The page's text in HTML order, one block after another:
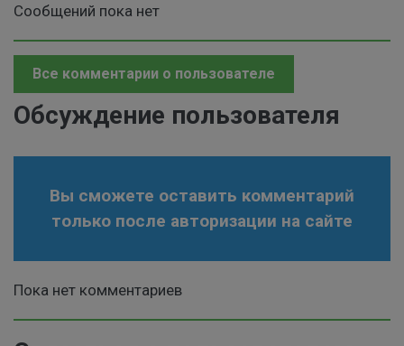
Сообщений пока нет
Все комментарии о пользователе
Обсуждение пользователя
Вы сможете оставить комментарий
только после авторизации на сайте
Пока нет комментариев